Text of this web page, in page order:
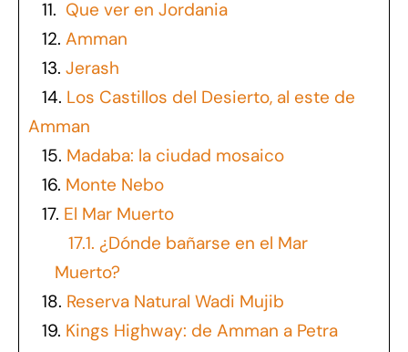
11. Que ver en Jordania
12. Amman
13. Jerash
14. Los Castillos del Desierto, al este de
Amman
15. Madaba: la ciudad mosaico
16. Monte Nebo
17. El Mar Muerto
17.1. ¿Dónde bañarse en el Mar
Muerto?
18. Reserva Natural Wadi Mujib
19. Kings Highway: de Amman a Petra